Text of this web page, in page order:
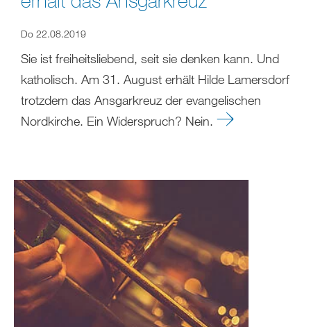
Do 22.08.2019
Sie ist freiheitsliebend, seit sie denken kann. Und
katholisch. Am 31. August erhält Hilde Lamersdorf
trotzdem das Ansgarkreuz der evangelischen
Nordkirche. Ein Widerspruch? Nein.